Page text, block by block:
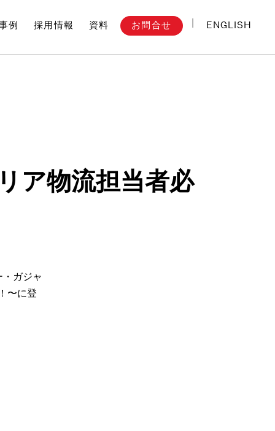
例 採用情報 資料 お問合せ ENGLISH
ア物流担当者必
ガジャ
〜に登